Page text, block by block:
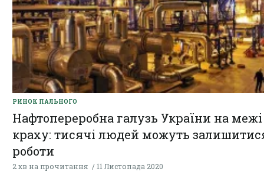
РИНОК ПАЛЬНОГО
Нафтопереробна галузь України на межі
краху: тисячі людей можуть
роботи
2 хв на прочитання 11 Листопада 2020